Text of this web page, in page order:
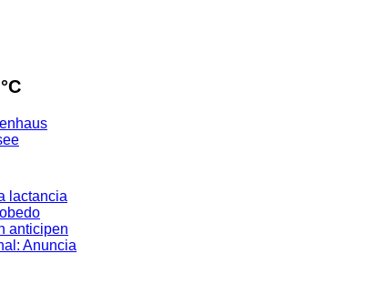
°C
lactancia
anticipen
: Anuncia